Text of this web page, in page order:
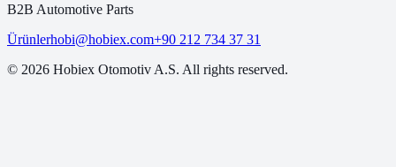
B2B Automotive Parts
Ürünlerhobi@hobiex.com+90 212 734 37 31
© 2026 Hobiex Otomotiv A.S. All rights reserved.